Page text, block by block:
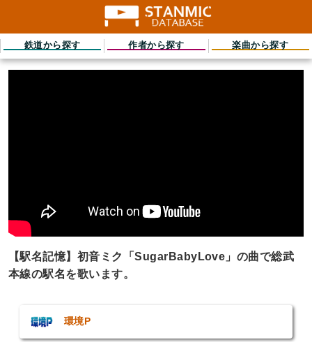
鉄道から探す 作者から探す 楽曲から探す
【駅名記憶】初音ミク「SugarBabyLove」の曲で総武
本線の駅名を歌います。
環境P